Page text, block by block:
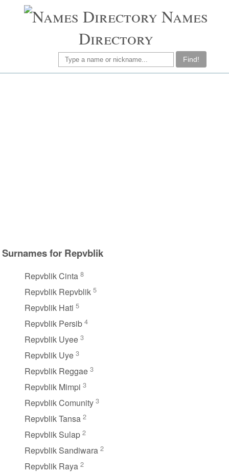
Names
Directory
Find!
Surnames for Repvblik
Repvblik Cinta 8
Repvblik Repvblik 5
Repvblik Hati 5
Repvblik Persib 4
Repvblik Uyee 3
Repvblik Uye 3
Repvblik Reggae 3
Repvblik Mimpi 3
Repvblik Comunity 3
Repvblik Tansa 2
Repvblik Sulap 2
Repvblik Sandiwara 2
Repvblik Raya 2